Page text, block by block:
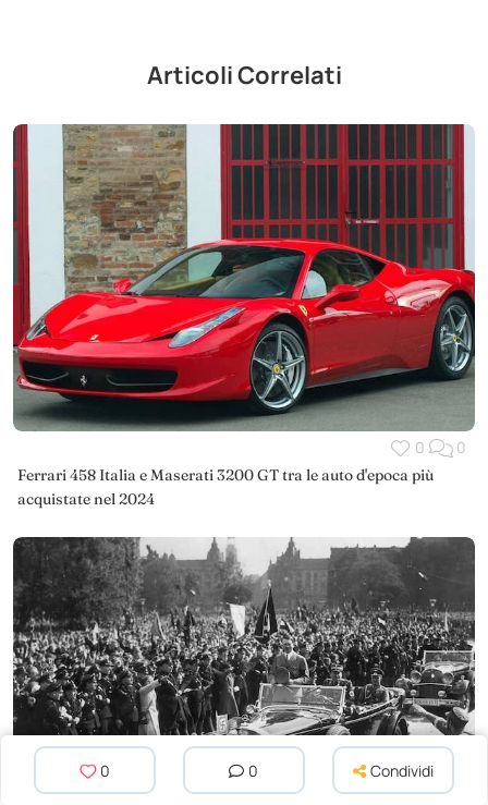
0 0 Condividi
Articoli Correlati
0 0
Ferrari 458 Italia e Maserati 3200 GT tra le auto d'epoca più
acquistate nel 2024